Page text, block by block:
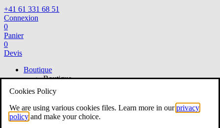
+41 61 331 68 51
Connexion
0
Panier
0
Devis
Boutique
Boutique
Voir tout
ORL
ORL
Voir tout
Consultation ORL
Cookies Policy
We are using various cookies files. Learn more in ourprivacy
policy and make your choice.